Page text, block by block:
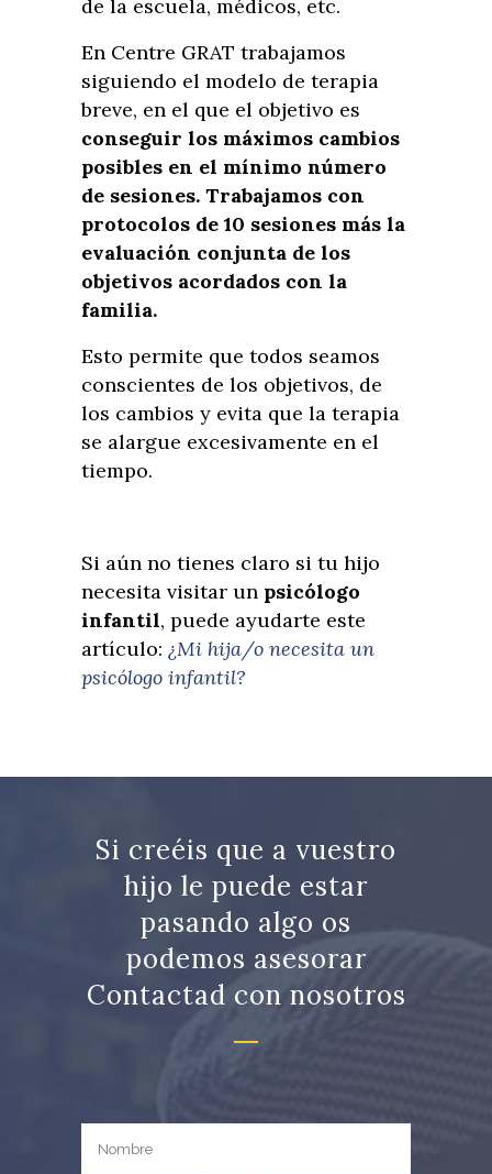
de la escuela, médicos, etc.
En Centre GRAT trabajamos
siguiendo el modelo de terapia
breve, en el que el objetivo es
conseguir los máximos cambios
posibles en el mínimo número
de sesiones. Trabajamos con
protocolos de 10 sesiones más la
evaluación conjunta de los
objetivos acordados con la
familia.
Esto permite que todos seamos
conscientes de los objetivos, de
los cambios y evita que la terapia
se alargue excesivamente en el
tiempo.
Si aún no tienes claro si tu hijo
necesita visitar un psicólogo
infantil, puede ayudarte este
artículo: ¿Mi hija/o necesita un
psicólogo infantil?
Si creéis que a vuestro
hijo le puede estar
pasando algo os
podemos asesorar
Contactad con nosotros